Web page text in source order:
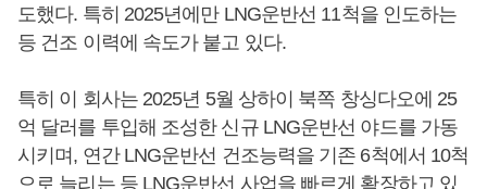
도했다. 특히 2025년에만 LNG운반선 11척을 인도하는
등 건조 이력에 속도가 붙고 있다.
특히 이 회사는 2025년 5월 상하이 북쪽 창싱다오에 25
억 달러를 투입해 조성한 신규 LNG운반선 야드를 가동
시키며, 연간 LNG운반선 건조능력을 기존 6척에서 10척
으로 늘리는 등 LNG운반선 사업을 빠르게 확장하고 있